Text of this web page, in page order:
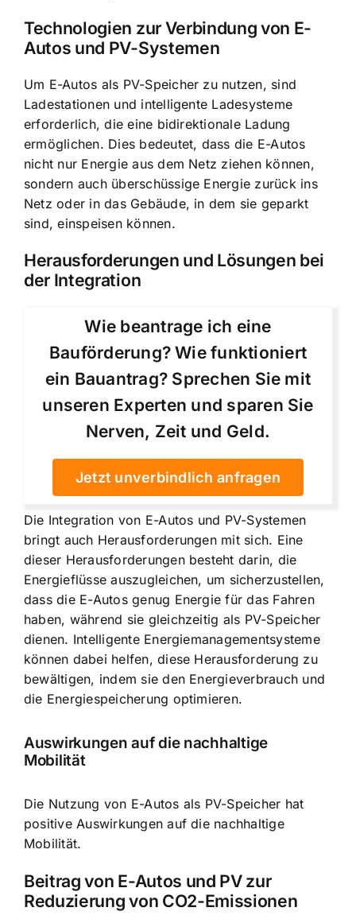
Technologien zur Verbindung von E-
Autos und PV-Systemen
Um E-Autos als PV-Speicher zu nutzen, sind
Ladestationen und intelligente Ladesysteme
erforderlich, die eine bidirektionale Ladung
ermöglichen. Dies bedeutet, dass die E-Autos
nicht nur Energie aus dem Netz ziehen können,
sondern auch überschüssige Energie zurück ins
Netz oder in das Gebäude, in dem sie geparkt
sind, einspeisen können.
Herausforderungen und Lösungen bei
der Integration
Wie beantrage ich eine
Bauförderung? Wie funktioniert
ein Bauantrag? Sprechen Sie mit
unseren Experten und sparen Sie
Nerven, Zeit und Geld.
Jetzt unverbindlich anfragen
Die Integration von E-Autos und PV-Systemen
bringt auch Herausforderungen mit sich. Eine
dieser Herausforderungen besteht darin, die
Energieflüsse auszugleichen, um sicherzustellen,
dass die E-Autos genug Energie für das Fahren
haben, während sie gleichzeitig als PV-Speicher
dienen. Intelligente Energiemanagementsysteme
können dabei helfen, diese Herausforderung zu
bewältigen, indem sie den Energieverbrauch und
die Energiespeicherung optimieren.
Auswirkungen auf die nachhaltige
Mobilität
Die Nutzung von E-Autos als PV-Speicher hat
positive Auswirkungen auf die nachhaltige
Mobilität.
Beitrag von E-Autos und PV zur
Reduzierung von CO2-Emissionen